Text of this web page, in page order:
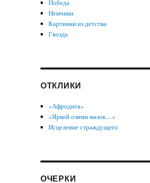
Победа
Немчики
Картинки из детства
Гвоздь
ОТКЛИКИ
«Афродита»
«Яркой озими мазок…»
Исцеление страждущего
ОЧЕРКИ